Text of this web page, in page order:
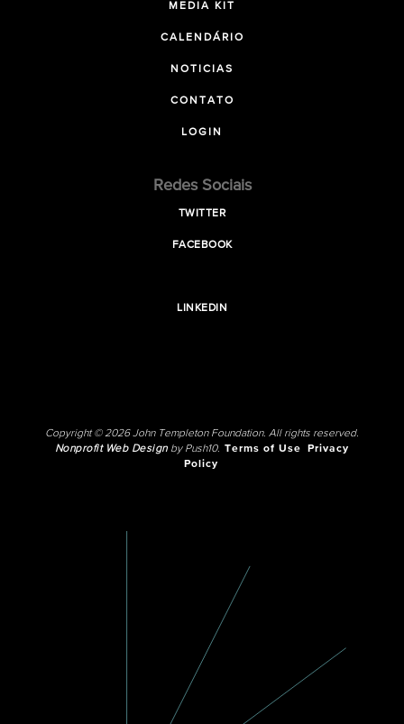
MEDIA KIT
CALENDÁRIO
NOTICIAS
CONTATO
LOGIN
Redes Sociais
TWITTER
FACEBOOK
LINKEDIN
Copyright © 2026 John Templeton Foundation. All rights reserved.
Nonprofit Web Designby Push10. Terms of Use
Privacy
Policy